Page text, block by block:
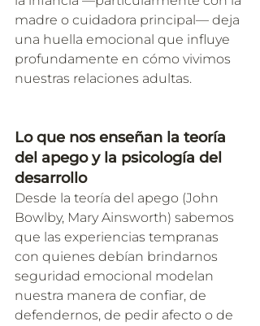
madre o cuidadora principal— deja
una huella emocional que influye
profundamente en cómo vivimos
nuestras relaciones adultas.
Lo que nos enseñan la teoría
del apego y la psicología del
desarrollo
Desde la teoría del apego (John
Bowlby, Mary Ainsworth) sabemos
que las experiencias tempranas
con quienes debían brindarnos
seguridad emocional modelan
nuestra manera de confiar, de
defendernos, de pedir afecto o de